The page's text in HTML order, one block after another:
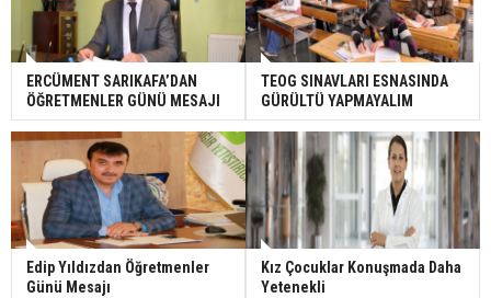
ERCÜMENT SARIKAFA’DAN
ÖĞRETMENLER GÜNÜ MESAJI
TEOG SINAVLARI ESNASINDA
GÜRÜLTÜ YAPMAYALIM
Edip Yıldızdan Öğretmenler
Günü Mesajı
Kız Çocuklar Konuşmada Daha
Yetenekli